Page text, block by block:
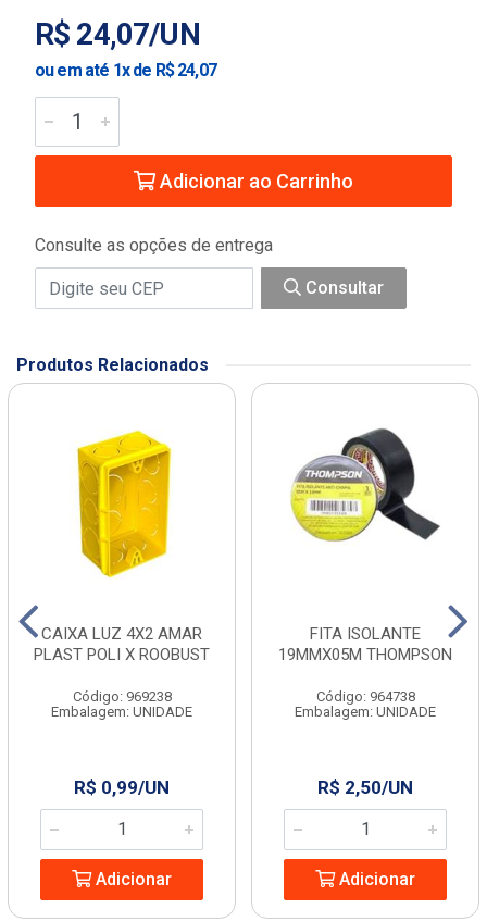
R$ 24,07/UN
ou em até 1x de R$ 24,07
Adicionar ao Carrinho
Consulte as opções de entrega
Consultar
Produtos Relacionados
CAIXA LUZ 4X2 AMAR
PLAST POLI X ROOBUST
Código: 969238
Embalagem: UNIDADE
R$ 0,99/UN
Adicionar
FITA ISOLANTE
19MMX05M THOMPSON
Código: 964738
Embalagem: UNIDADE
R$ 2,50/UN
Adicionar